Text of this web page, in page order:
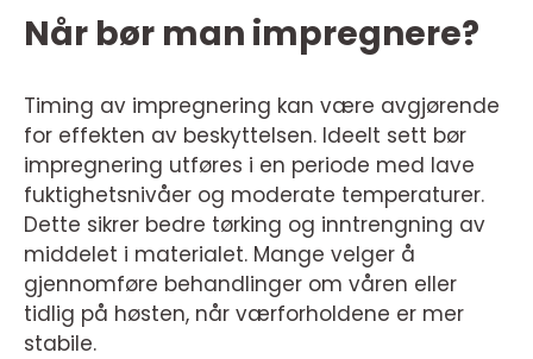
Når bør man impregnere?
Timing av impregnering kan være avgjørende
for effekten av beskyttelsen. Ideelt sett bør
impregnering utføres i en periode med lave
fuktighetsnivåer og moderate temperaturer.
Dette sikrer bedre tørking og inntrengning av
middelet i materialet. Mange velger å
gjennomføre behandlinger om våren eller
tidlig på høsten, når værforholdene er mer
stabile.